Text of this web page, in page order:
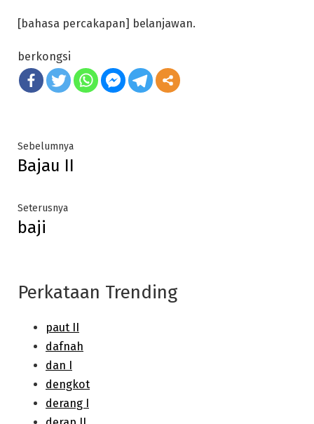
[bahasa percakapan] belanjawan.
berkongsi
Post
navigation
SebelumnyaPrevious
Bajau II
SeterusnyaNext
baji
Perkataan Trending